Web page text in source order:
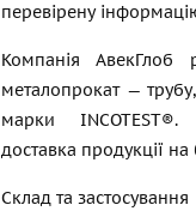
перевірену
Компанія АвекГлоб
металопрокат —
марки INCOTEST®.
доставка продукції
Склад та застосування